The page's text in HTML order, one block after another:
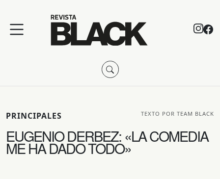
PRINCIPALES TEXTO POR TEAM BLACK
EUGENIO DERBEZ: «LA COMEDIA
ME HA DADO TODO»